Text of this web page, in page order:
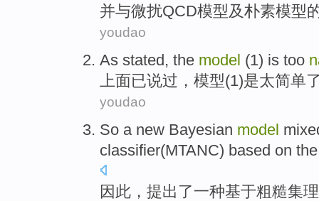
并与微扰QCD模型及朴素模型
youdao
As stated, the model (1) is too
上面已说过， 模型(1)是太简单
youdao
So a new Bayesian model
classifier(MTANC) based on
因此 ， 提出了一种基于粗糙集